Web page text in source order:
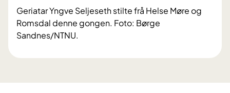
Geriatar Yngve Seljeseth stilte frå Helse Møre og
Romsdal denne gongen. Foto: Børge
Sandnes/NTNU.